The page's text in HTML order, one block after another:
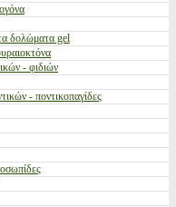
δολώματα gel
- φιδιών
- ποντικοπαγίδες